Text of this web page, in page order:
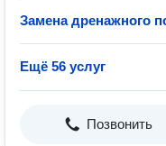
Замена дренажного
Ещё 56 услуг
Позвонить